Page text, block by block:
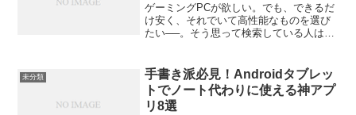
ゲーミングPCが欲しい。でも、できるだ
け安く、それでいて高性能なものを選び
たい──。そう思って検索している人は多
まうと後悔することもあります。この記
事では、コストを抑え...
未分類
手書き派必見！Androidタブレッ
トでノート代わりに使える神アプ
リ8選